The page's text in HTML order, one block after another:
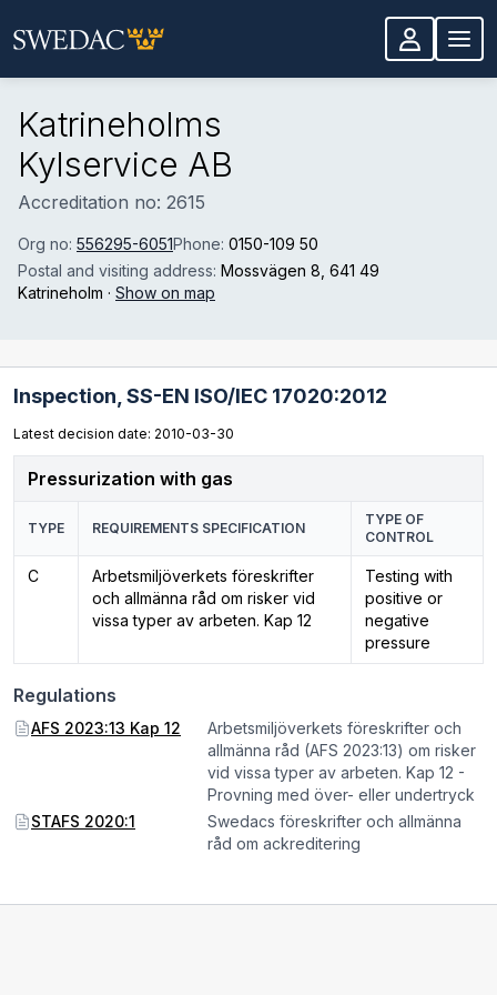
Katrineholms
Kylservice AB
Accreditation no: 2615
Org no: 556295-6051Phone: 0150-109 50
Postal and visiting address: Mossvägen 8 , 641 49
Katrineholm · Show on map
Inspection, SS-EN ISO/IEC 17020:2012
Latest decision date: 2010-03-30
Pressurization with gas
TYPE REQUIREMENTS SPECIFICATION
TYPE OF
CONTROL
C
Arbetsmiljöverkets föreskrifter
och allmänna råd om risker vid
vissa typer av arbeten. Kap 12
Testing with
positive or
negative
pressure
Regulations
AFS 2023:13 Kap 12
Arbetsmiljöverkets föreskrifter och
allmänna råd (AFS 2023:13) om risker
vid vissa typer av arbeten. Kap 12 -
Provning med över- eller undertryck
STAFS 2020:1
Swedacs föreskrifter och allmänna
råd om ackreditering